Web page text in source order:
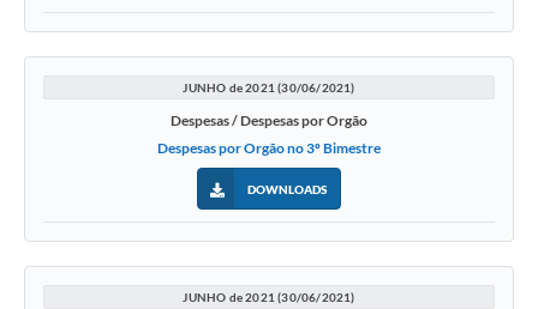
JUNHO de 2021 (30/06/2021)
Despesas / Despesas por Orgão
Despesas por Orgão no 3º Bimestre
DOWNLOADS
JUNHO de 2021 (30/06/2021)